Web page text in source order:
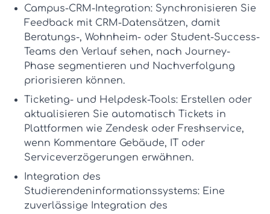
Campus-CRM-Integration: Synchronisieren Sie
Feedback mit CRM-Datensätzen, damit
Beratungs-, Wohnheim- oder Student-Success-
Teams den Verlauf sehen, nach Journey-
Phase segmentieren und Nachverfolgung
priorisieren können.
Ticketing- und Helpdesk-Tools: Erstellen oder
aktualisieren Sie automatisch Tickets in
Plattformen wie Zendesk oder Freshservice,
wenn Kommentare Gebäude, IT oder
Serviceverzögerungen erwähnen.
Integration des
Studierendeninformationssystems: Eine
zuverlässige Integration des